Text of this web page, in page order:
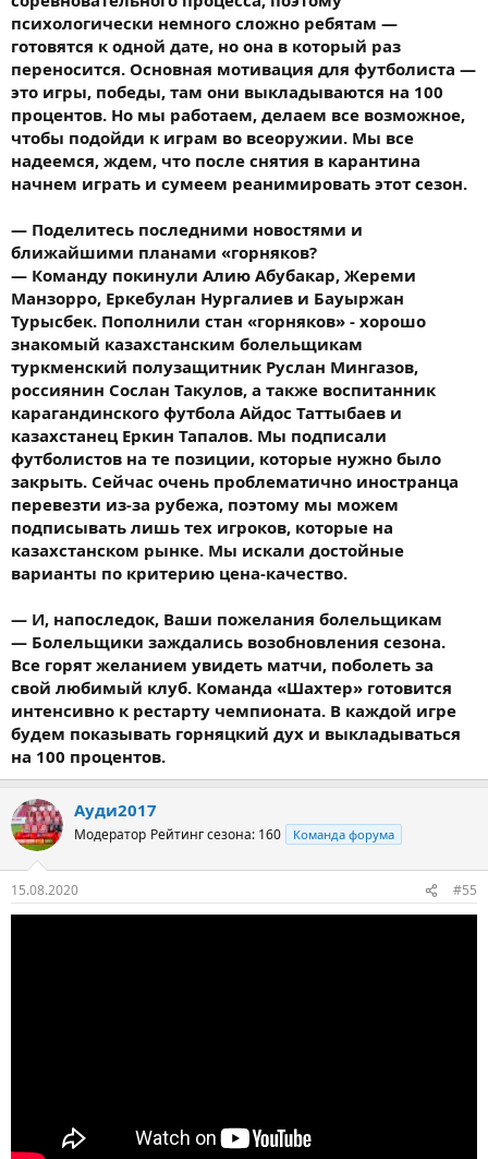
психологически немного сложно ребятам —
готовятся к одной дате, но она в который раз
переносится. Основная мотивация для футболиста —
это игры, победы, там они выкладываются на 100
процентов. Но мы работаем, делаем все возможное,
чтобы подойди к играм во всеоружии. Мы все
надеемся, ждем, что после снятия в карантина
начнем играть и сумеем реанимировать этот сезон.
— Поделитесь последними новостями и
ближайшими планами «горняков?
— Команду покинули Алию Абубакар, Жереми
Манзорро, Еркебулан Нургалиев и Бауыржан
Турысбек. Пополнили стан «горняков» - хорошо
знакомый казахстанским болельщикам
туркменский полузащитник Руслан Мингазов,
россиянин Сослан Такулов, а также воспитанник
карагандинского футбола Айдос Таттыбаев и
казахстанец Еркин Тапалов. Мы подписали
футболистов на те позиции, которые нужно было
закрыть. Сейчас очень проблематично иностранца
перевезти из-за рубежа, поэтому мы можем
подписывать лишь тех игроков, которые на
казахстанском рынке. Мы искали достойные
варианты по критерию цена-качество.
— И, напоследок, Ваши пожелания болельщикам
— Болельщики заждались возобновления сезона.
Все горят желанием увидеть матчи, поболеть за
свой любимый клуб. Команда «Шахтер» готовится
интенсивно к рестарту чемпионата. В каждой игре
будем показывать горняцкий дух и выкладываться
на 100 процентов.
Ауди2017
Модератор Рейтинг сезона: 160 Команда форума
15.08.2020 #55